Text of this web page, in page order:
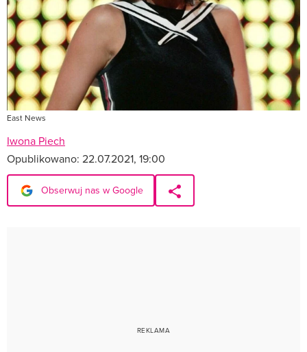
East News
Iwona Piech
Opublikowano: 22.07.2021, 19:00
Obserwuj nas w Google